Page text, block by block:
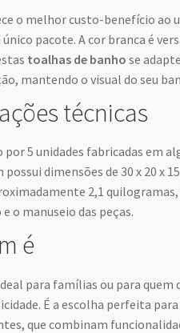
o melhor custo-benefício ao
único pacote. A cor branca é
toalhas de banho se
mantendo o visual do seu
técnicas
5 unidades fabricadas em
possui dimensões de 30 x 20 x
2,1
o manuseio das peças.
é
para famílias ou para quem
É a escolha perfeita
que combinam